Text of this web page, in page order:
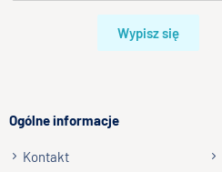
Wypisz się
Ogólne informacje
Kontakt